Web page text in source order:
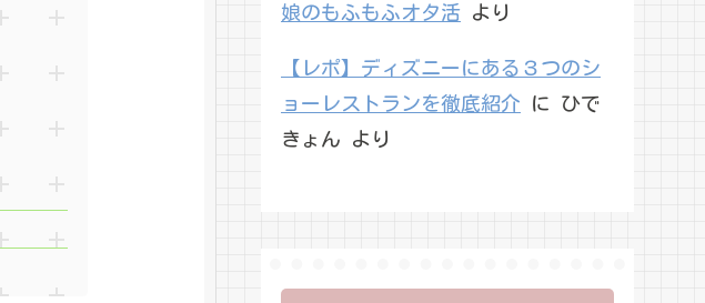
娘のもふもふオタ活 より
【レポ】ディズニーにある３つのシ
ョーレストランを徹底紹介 に ひで
きょん より